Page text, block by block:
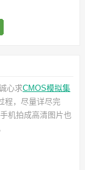
心求CMOS模拟集
程，尽量详尽完
机拍成高清图片也